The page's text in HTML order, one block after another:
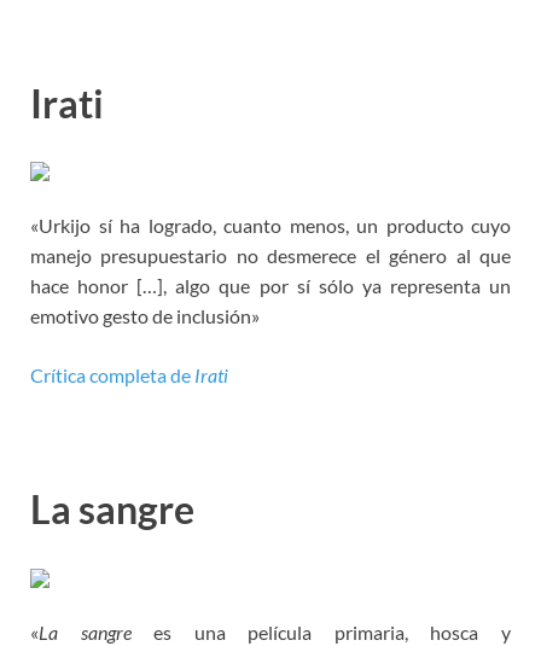
Irati
«Urkijo sí ha logrado, cuanto menos, un producto cuyo
manejo presupuestario no desmerece el género al que
hace honor […], algo que por sí sólo ya representa un
emotivo gesto de inclusión»
Crítica completa de Irati
La sangre
«La sangrees una película primaria, hosca y